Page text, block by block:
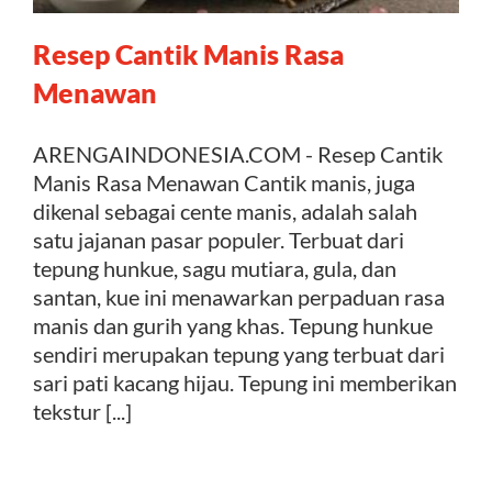
Kontak
Resep Cantik Manis Rasa
Menawan
ARENGAINDONESIA.COM - Resep Cantik
Manis Rasa Menawan Cantik manis, juga
dikenal sebagai cente manis, adalah salah
satu jajanan pasar populer. Terbuat dari
tepung hunkue, sagu mutiara, gula, dan
santan, kue ini menawarkan perpaduan rasa
manis dan gurih yang khas. Tepung hunkue
sendiri merupakan tepung yang terbuat dari
sari pati kacang hijau. Tepung ini memberikan
tekstur [...]